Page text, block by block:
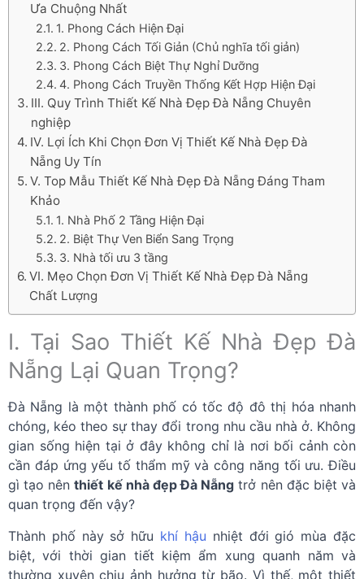
Ưa Chuộng Nhất
1. Phong Cách Hiện Đại
2. Phong Cách Tối Giản (Chủ nghĩa tối giản)
3. Phong Cách Biệt Thự Nghỉ Dưỡng
4. Phong Cách Truyền Thống Kết Hợp Hiện Đại
III. Quy Trình Thiết Kế Nhà Đẹp Đà Nẵng Chuyên
nghiệp
IV. Lợi Ích Khi Chọn Đơn Vị Thiết Kế Nhà Đẹp Đà
Nẵng Uy Tín
V. Top Mẫu Thiết Kế Nhà Đẹp Đà Nẵng Đáng Tham
Khảo
1. Nhà Phố 2 Tầng Hiện Đại
2. Biệt Thự Ven Biển Sang Trọng
3. Nhà tối ưu 3 tầng
VI. Mẹo Chọn Đơn Vị Thiết Kế Nhà Đẹp Đà Nẵng
Chất Lượng
I. Tại Sao Thiết Kế Nhà Đẹp Đà
Nẵng Lại Quan Trọng?
Đà Nẵng là một thành phố có tốc độ đô thị hóa nhanh
chóng, kéo theo sự thay đổi trong nhu cầu nhà ở. Không
gian sống hiện tại ở đây không chỉ là nơi bối cảnh còn
cần đáp ứng yếu tố thẩm mỹ và công năng tối ưu. Điều
gì tạo nênthiết kế nhà đẹp Đà Nẵng trở nên đặc biệt và
quan trọng đến vậy?
Thành phố này sở hữu khí hậu nhiệt đới gió mùa đặc
biệt, với thời gian tiết kiệm ẩm xung quanh năm và
thường xuyên chịu ảnh hưởng từ bão. Vì thế, một thiết